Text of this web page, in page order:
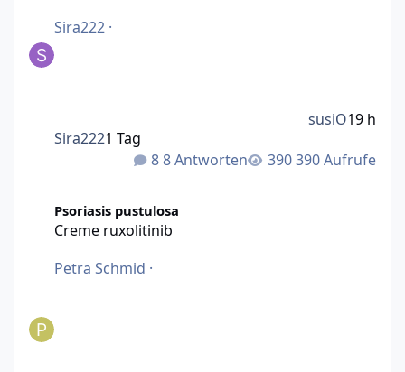
Sira222 ·
8 Antworten 390 Aufrufe
Sira2221 Tag
susiO19 h
Psoriasis pustulosa
Creme ruxolitinib
Petra Schmid ·